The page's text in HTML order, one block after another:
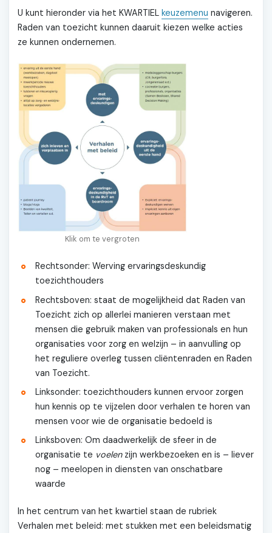
U kunt hieronder via het KWARTIELkeuzemenu navigeren.
Raden van toezicht kunnen daaruit kiezen welke acties
ze kunnen ondernemen.
Klik om te vergroten
Rechtsonder: Werving ervaringsdeskundig
toezichthouders
Rechtsboven: staat de mogelijkheid dat Raden van
Toezicht zich op allerlei manieren verstaan met
mensen die gebruik maken van professionals en hun
organisaties voor zorg en welzijn – in aanvulling op
het reguliere overleg tussen cliëntenraden en Raden
van Toezicht.
Linksonder: toezichthouders kunnen ervoor zorgen
hun kennis op te vijzelen door verhalen te horen van
mensen voor wie de organisatie bedoeld is
Linksboven: Om daadwerkelijk de sfeer in de
organisatie te voelenzijn werkbezoeken en is – liever
nog – meelopen in diensten van onschatbare
waarde
In het centrum van het kwartiel staan de rubriek
Verhalen met beleid: met stukken met een beleidsmatig